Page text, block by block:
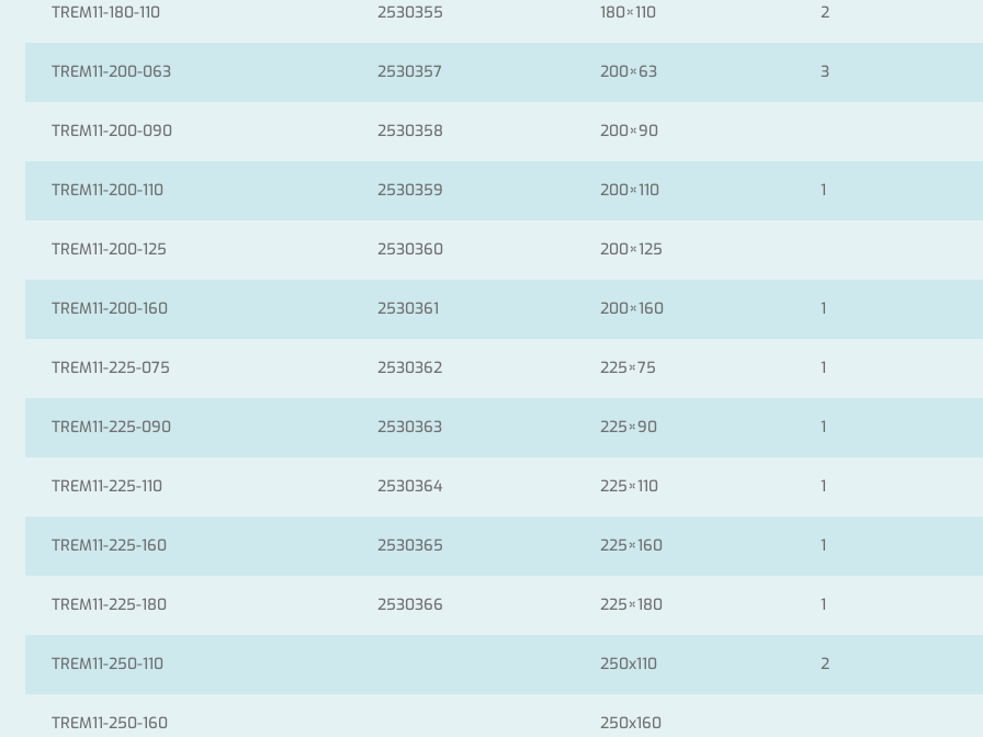
TREM11-180-110 2530355 180×110 2
TREM11-200-063 2530357 200×63 3
TREM11-200-090 2530358 200×90
TREM11-200-110 2530359 200×110 1
TREM11-200-125 2530360 200×125
TREM11-200-160 2530361 200×160 1
TREM11-225-075 2530362 225×75 1
TREM11-225-090 2530363 225×90 1
TREM11-225-110 2530364 225×110 1
TREM11-225-160 2530365 225×160 1
TREM11-225-180 2530366 225×180 1
TREM11-250-110 250x110 2
TREM11-250-160 250x160